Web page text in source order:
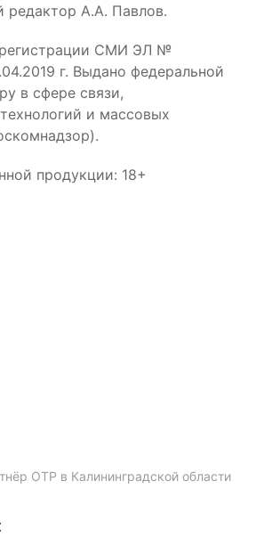
редактор А.А. Павлов.
СМИ ЭЛ №
г. Выдано федеральной
в сфере связи,
и массовых
продукции: 18+
ОТР в Калининградской области